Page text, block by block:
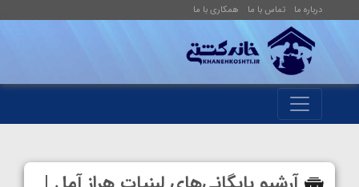
درباره ما تماس با ما همکاری با ما